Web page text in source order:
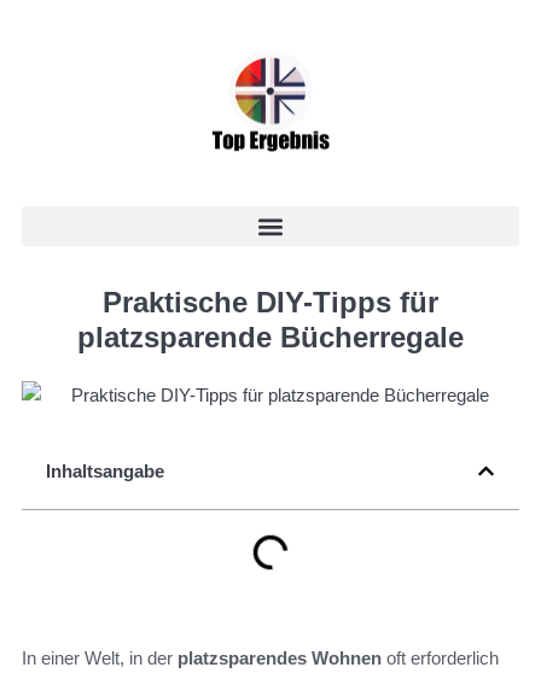
Praktische DIY-Tipps für
platzsparende Bücherregale
Inhaltsangabe
In einer Welt, in der platzsparendes Wohnen oft erforderlich